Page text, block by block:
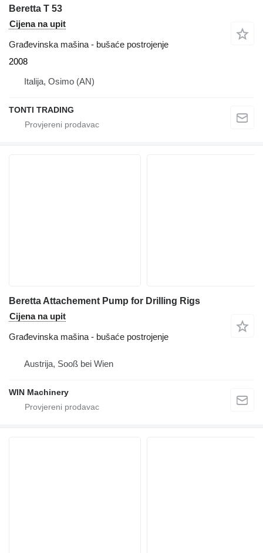
Beretta T 53
Cijena na upit
Građevinska mašina - bušaće postrojenje
2008
Italija, Osimo (AN)
TONTI TRADING
Beretta Attachement Pump for Drilling Rigs
Cijena na upit
Građevinska mašina - bušaće postrojenje
Austrija, Sooß bei Wien
WIN Machinery